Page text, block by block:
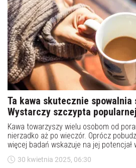
Ta kawa skutecznie spowalnia
Wystarczy szczypta
Kawa towarzyszy wielu osobom od
nierzadko aż po wieczór. Oprócz
więcej badań wskazuje na jej
organizmu. Klucz tkwi nie tylko w
ziarnach kawowca, ale także w
30 kwietnia 2025, 06:30